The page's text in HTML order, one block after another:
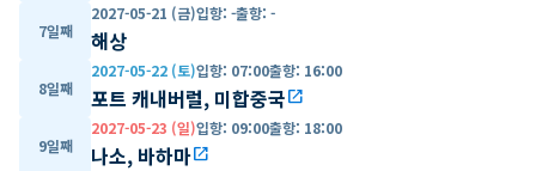
7일째
2027-05-21 (금)입항: -출항: -
해상
8일째
2027-05-22 (토)입항: 07:00출항: 16:00
포트 캐내버럴, 미합중국open_in_new
9일째
2027-05-23 (일)입항: 09:00출항: 18:00
나소, 바하마open_in_new